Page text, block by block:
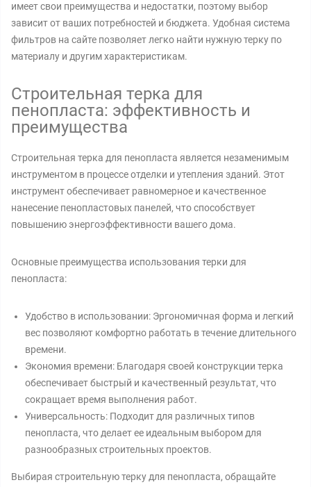
имеет свои преимущества и недостатки, поэтому выбор
зависит от ваших потребностей и бюджета. Удобная система
фильтров на сайте позволяет легко найти нужную терку по
материалу и другим характеристикам.
Строительная терка для
пенопласта: эффективность и
преимущества
Строительная терка для пенопласта является незаменимым
инструментом в процессе отделки и утепления зданий. Этот
инструмент обеспечивает равномерное и качественное
нанесение пенопластовых панелей, что способствует
повышению энергоэффективности вашего дома.
Основные преимущества использования терки для
пенопласта:
Удобство в использовании: Эргономичная форма и легкий
вес позволяют комфортно работать в течение длительного
времени.
Экономия времени: Благодаря своей конструкции терка
обеспечивает быстрый и качественный результат, что
сокращает время выполнения работ.
Универсальность: Подходит для различных типов
пенопласта, что делает ее идеальным выбором для
разнообразных строительных проектов.
Выбирая строительную терку для пенопласта, обращайте